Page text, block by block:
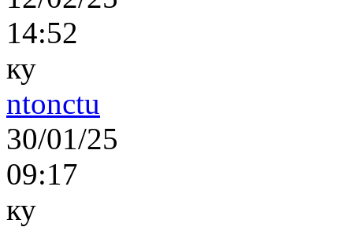
14:52
ку
ntonctu
30/01/25
09:17
ку